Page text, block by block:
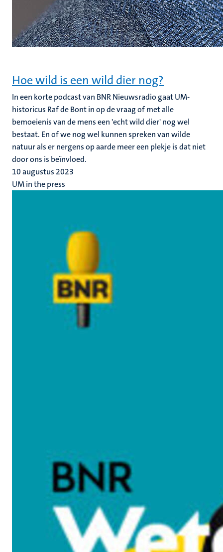
Hoe wild is een wild dier nog?
In een korte podcast van BNR Nieuwsradio gaat UM-
historicus Raf de Bont in op de vraag of met alle
bemoeienis van de mens een 'echt wild dier' nog wel
bestaat. En of we nog wel kunnen spreken van wilde
natuur als er nergens op aarde meer een plekje is dat niet
door ons is beïnvloed.
10 augustus 2023
UM in the press